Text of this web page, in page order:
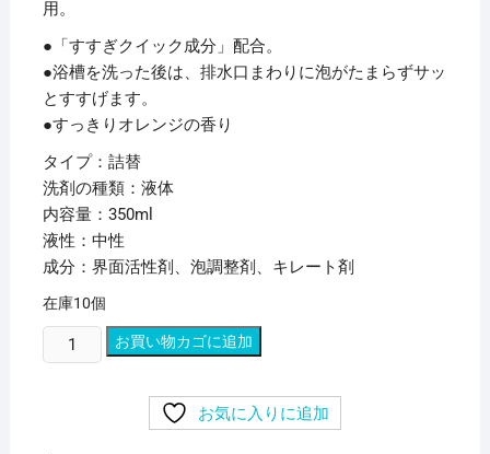
用。
●「すすぎクイック成分」配合。
●浴槽を洗った後は、排水口まわりに泡がたまらずサッ
とすすげます。
●すっきりオレンジの香り
タイプ：詰替
洗剤の種類：液体
内容量：350ml
液性：中性
成分：界面活性剤、泡調整剤、キレート剤
在庫10個
と
お買い物カゴに追加
お気に入りに追加